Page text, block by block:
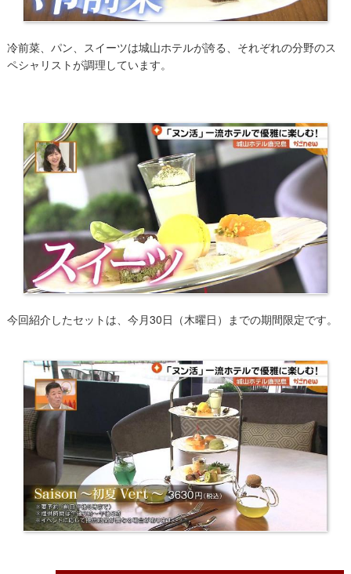
​冷前菜、パン、スイーツは城山ホテルが誇る、それぞれの分野のス
ペシャリストが調理しています。
​今回紹介したセットは、今月30日（木曜日）までの期間限定です。